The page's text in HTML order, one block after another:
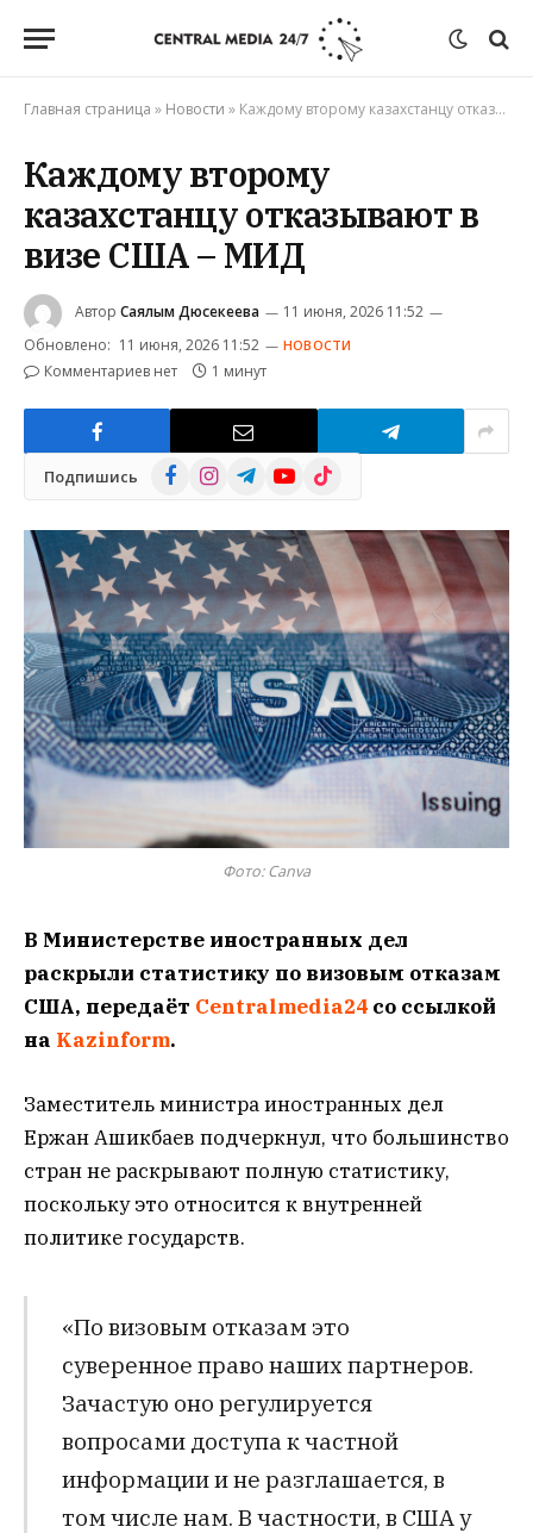
Главная страница » Новости » Каждому второму казахстанцу отказывают в визе США – МИД
Каждому второму
казахстанцу отказывают в
визе США – МИД
Автор Саялым Дюсекеева
11 июня, 2026 11:52
Обновлено: 11 июня, 2026 11:52 НОВОСТИ
Комментариев нет 1 минут
Подпишись FacebookInstagramTelegramYouTube
TikTok
Фото: Canva
В Министерстве иностранных дел
раскрыли статистику по визовым отказам
США, передаёт Centralmedia24 со ссылкой
на Kazinform.
Заместитель министра иностранных дел
Ержан Ашикбаев подчеркнул, что большинство
стран не раскрывают полную статистику,
поскольку это относится к внутренней
политике государств.
«По визовым отказам это
суверенное право наших партнеров.
Зачастую оно регулируется
вопросами доступа к частной
информации и не разглашается, в
том числе нам. В частности, в США у